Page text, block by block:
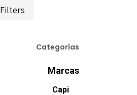
Filters
Categorías
Marcas
Capi